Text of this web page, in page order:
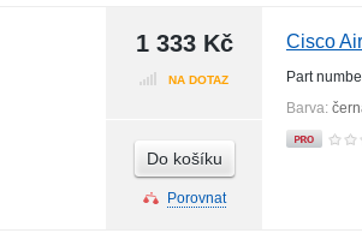
1 333 Kč
NA DOTAZ
Do košíku
Porovnat
Cisco
Part
Barva: